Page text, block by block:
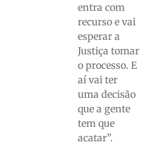
entra com
recurso e vai
esperar a
Justiça tomar
o processo. E
aí vai ter
uma decisão
que a gente
tem que
acatar”.